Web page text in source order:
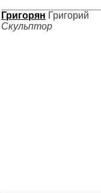
Григорян Григорий
Скульптор